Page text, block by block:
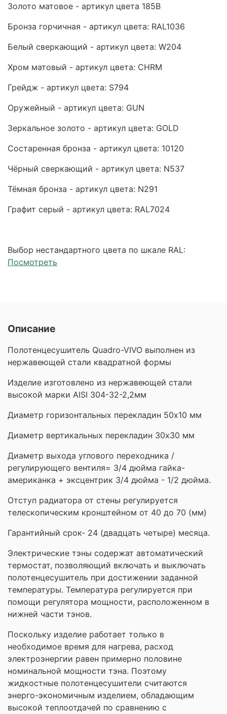
Золото матовое - артикул цвета 185B
Бронза горчичная - артикул цвета: RAL1036
Белый сверкающий - артикул цвета: W204
Хром матовый - артикул цвета: CHRM
Грейдж - артикул цвета: S794
Оружейный - артикул цвета: GUN
Зеркальное золото - артикул цвета: GOLD
Состаренная бронза - артикул цвета: 10120
Чёрный сверкающий - артикул цвета: N537
Тёмная бронза - артикул цвета: N291
Графит серый - артикул цвета: RAL7024
Выбор нестандартного цвета по шкале RAL:
Посмотреть
Описание
Полотенцесушитель Quadro-VIVO выполнен из
нержавеющей стали квадратной формы
Изделие изготовлено из нержавеющей стали
высокой марки AISI 304-32-2,2мм
Диаметр горизонтальных перекладин 50х10 мм
Диаметр вертикальных перекладин 30х30 мм
Диаметр выхода углового переходника /
регулирующего вентиля= 3/4 дюйма гайка-
американка + эксцентрик 3/4 дюйма - 1/2 дюйма.
Отступ радиатора от стены регулируется
телескопическим кронштейном от 40 до 70 (мм)
Гарантийный срок- 24 (двадцать четыре) месяца.
Электрические тэны содержат автоматический
термостат, позволяющий включать и выключать
полотенцесушитель при достижении заданной
температуры. Температура регулируется при
помощи регулятора мощности, расположенном в
нижней части тэнов.
Поскольку изделие работает только в
необходимое время для нагрева, расход
электроэнергии равен примерно половине
номинальной мощности тэна. Поэтому
жидкостные полотенцесушители считаются
энерго-экономичным изделием, обладающим
высокой теплоотдачей по сравнению с